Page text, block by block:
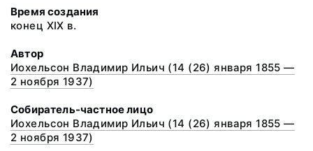
Время создания
конец XIX в.
Автор
Иохельсон Владимир Ильич (14 (26) января 1855 —
2 ноября 1937)
Собиратель-частное лицо
Иохельсон Владимир Ильич (14 (26) января 1855 —
2 ноября 1937)